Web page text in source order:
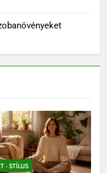
- STÍLUS